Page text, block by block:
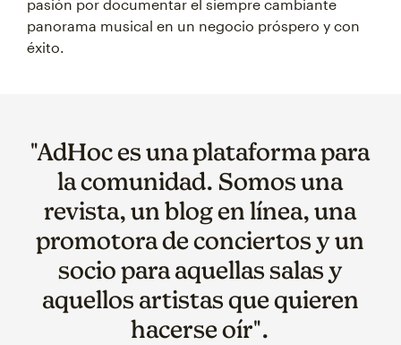
pasión por documentar el siempre cambiante
panorama musical en un negocio próspero y con
éxito.
"AdHoc es una plataforma para
la comunidad. Somos una
revista, un blog en línea, una
promotora de conciertos y un
socio para aquellas salas y
aquellos artistas que quieren
hacerse oír".